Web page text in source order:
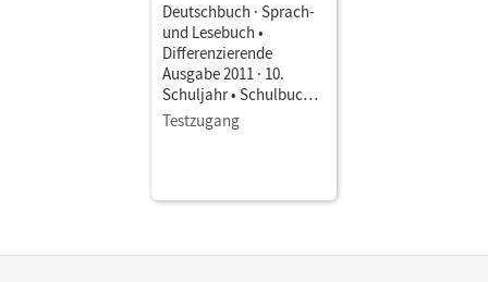
Deutschbuch · Sprach-
und Lesebuch •
Differenzierende
Ausgabe 2011 · 10.
Schuljahr • Schulbuch
als E-Book
Testzugang